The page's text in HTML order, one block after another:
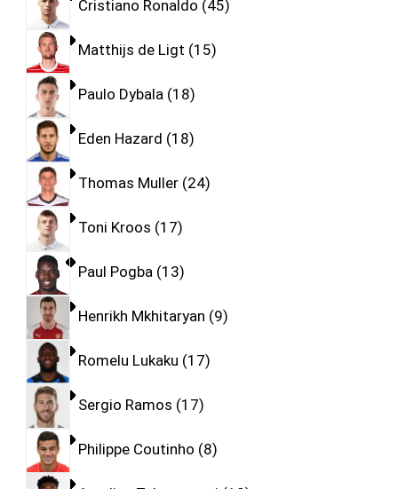
Cristiano Ronaldo 45
Matthijs de Ligt 15
Paulo Dybala 18
Eden Hazard 18
Thomas Muller 24
Toni Kroos 17
Paul Pogba 13
Henrikh Mkhitaryan 9
Romelu Lukaku 17
Sergio Ramos 17
Philippe Coutinho 8